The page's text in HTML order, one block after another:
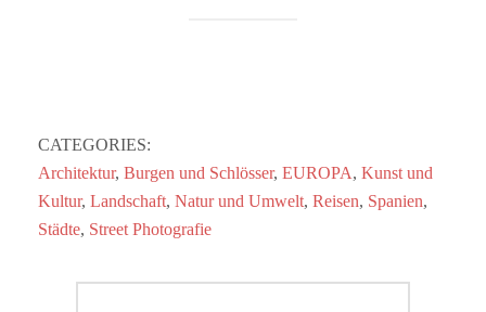
CATEGORIES:
Architektur, Burgen und Schlösser, EUROPA, Kunst und
Kultur, Landschaft, Natur und Umwelt, Reisen, Spanien,
Städte, Street Photografie